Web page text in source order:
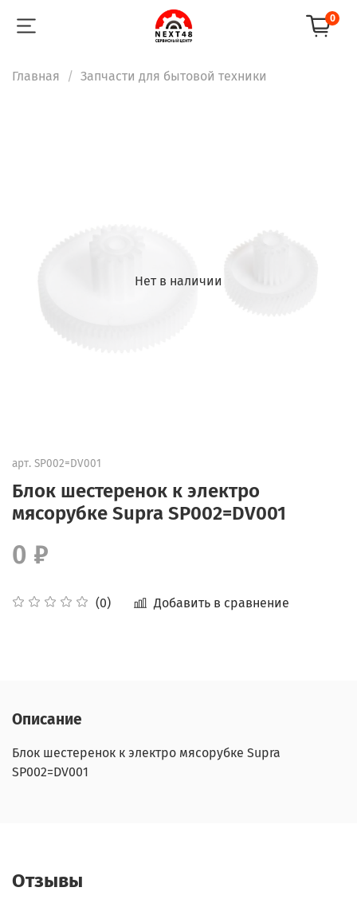
0
Главная Запчасти для бытовой техники
Нет в наличии
арт. SP002=DV001
Блок шестеренок к электро
мясорубке Supra SP002=DV001
(0) Добавить в сравнение
0 ₽
Описание
Блок шестеренок к электро мясорубке Supra
SP002=DV001
Отзывы